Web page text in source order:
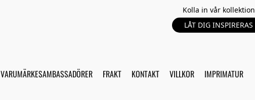
Kolla in vår kollektion
LÅT DIG INSPIRERAS
VARUMÄRKESAMBASSADÖRER FRAKT KONTAKT VILLKOR IMPRIMATUR